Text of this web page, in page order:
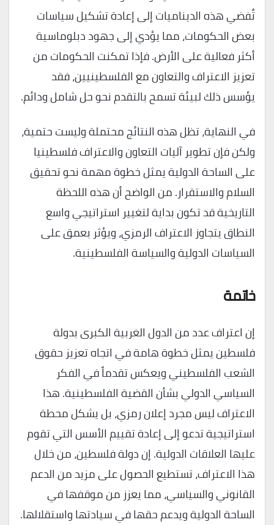
تُفضي هذه الديناميات إلى إعادة تشكيل سياسات
بعض الحكومات، مما يؤدي إلى جهود دبلوماسية
أكثر فعالية على الأرض. فإذا تمكنت الحكومات من
تعزيز الاعتراف والتعاون مع الفلسطينيين، فقد
يؤسس ذلك لبيئة تسمح بالتقدم نحو حل شامل ودائم.
في النهاية، تظل هذه النتائج محتملة وليست حتمية،
ولكن فإن تطوير آليات التعاون والاعتراف فلسطينيا
على الساحة الدولية يمثل خطوة مهمة نحو تحقيق
السلام والاستقرار. من الواضح أن هذه اللحظة
التاريخية قد تكون بداية لتغيير استراتيجي واسع
النطاق يتجاوز الاعتراف الرمزي، ويؤثر بعمق على
السياسات الدولية والسياسة الفلسطينية.
خاتمة
إن اعتراف عدد من الدول الغربية الكبرى بدولة
فلسطين يمثل خطوة هامة في اتجاه تعزيز حقوق
الشعب الفلسطيني ويعكس تقدماً في الفكر
السياسي الدولي بشأن القضية الفلسطينية. هذا
الاعتراف ليس مجرد إعلان رمزي، بل يشكل محطة
استراتيجية تدعو إلى إعادة تقييم الأسس التي تقوم
عليها العلاقات الدولية. إن دولة فلسطين، من خلال
هذا الاعتراف، تستطيع الحصول على مزيد من الدعم
القانوني والسياسي، مما يعزز من موقفها في
الساحة الدولية ويدعم حقها في سيادتها واستقلالها.